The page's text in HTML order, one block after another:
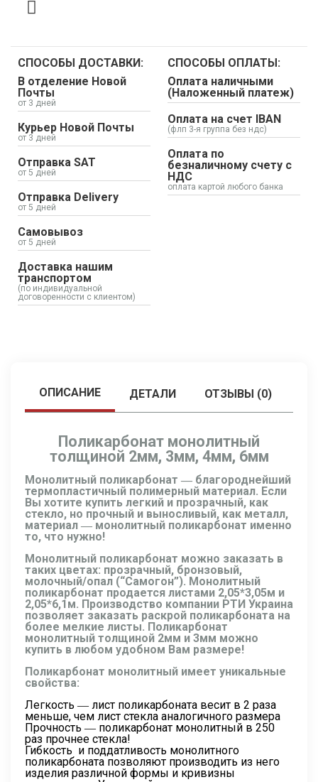
СПОСОБЫ ДОСТАВКИ:
В отделение Новой
Почты
от 3 дней
Курьер Новой Почты
от 3 дней
Отправка SAT
от 5 дней
Отправка Delivery
от 5 дней
Самовывоз
от 5 дней
Доставка нашим
транспортом
(по индивидуальной
договоренности с клиентом)
СПОСОБЫ ОПЛАТЫ:
Оплата наличными
(Наложенный платеж)
Оплата на счет IBAN
(флп 3-я группа без ндс)
Оплата по
безналичному счету с
НДС
оплата картой любого банка
ОПИСАНИЕ ДЕТАЛИ ОТЗЫВЫ (0)
Поликарбонат монолитный
толщиной 2мм, 3мм, 4мм, 6мм
Монолитный поликарбонат ― благороднейший
термопластичный полимерный материал. Если
Вы хотите купить легкий и прозрачный, как
стекло, но прочный и выносливый, как металл,
материал ― монолитный поликарбонат именно
то, что нужно!
Монолитный поликарбонат можно заказать в
таких цветах: прозрачный, бронзовый,
молочный/опал (“Самогон”). Монолитный
поликарбонат продается листами 2,05*3,05м и
2,05*6,1м. Производство компании РТИ Украина
позволяет заказать раскрой поликарбоната на
более мелкие листы. Поликарбонат
монолитный толщиной 2мм и 3мм можно
купить в любом удобном Вам размере!
Поликарбонат монолитный имеет уникальные
свойства:
Легкость ― лист поликарбоната весит в 2 раза
меньше, чем лист стекла аналогичного размера
Прочность ― поликарбонат монолитный в 250
раз прочнее стекла!
Гибкость и поддатливость монолитного
поликарбоната позволяют производить из него
изделия различной формы и кривизны